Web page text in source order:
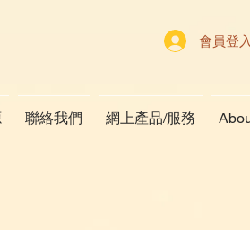
會員登入
聯絡我們 網上產品/服務